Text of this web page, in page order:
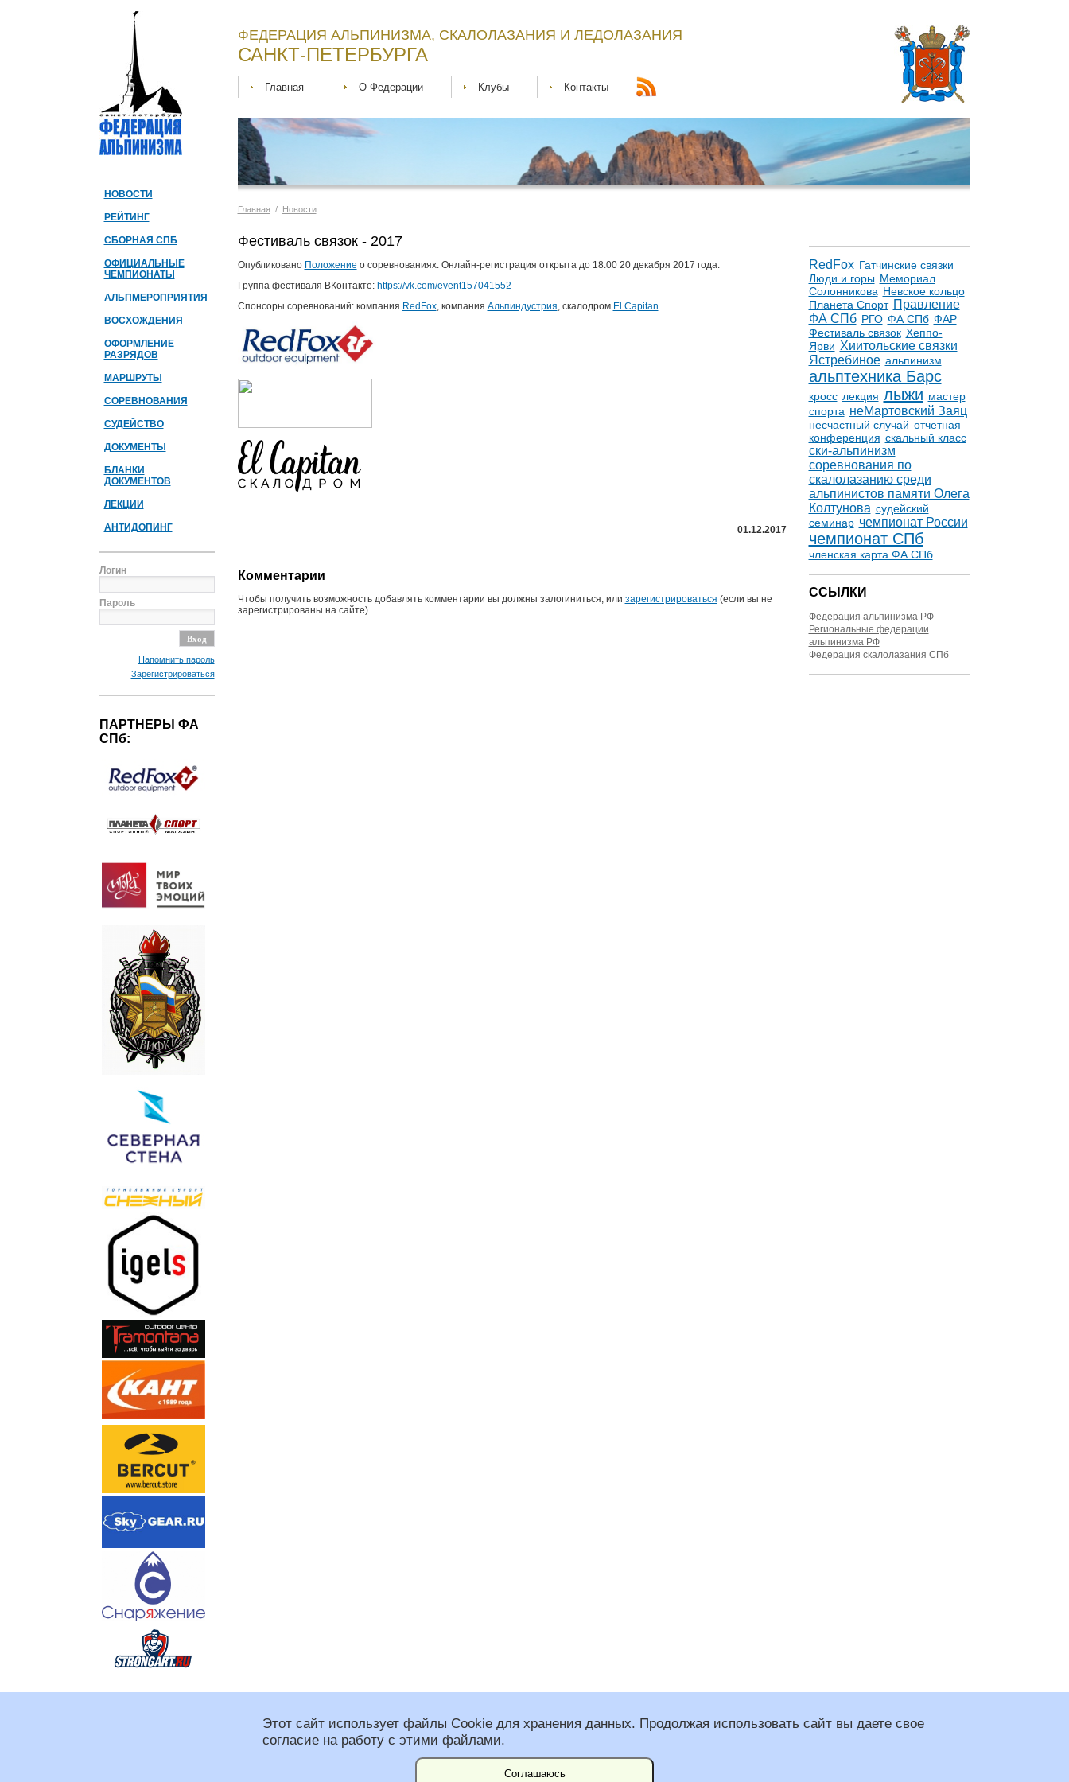
НОВОСТИ
РЕЙТИНГ
СБОРНАЯ СПБ
ОФИЦИАЛЬНЫЕ
ЧЕМПИОНАТЫ
АЛЬПМЕРОПРИЯТИЯ
ВОСХОЖДЕНИЯ
ОФОРМЛЕНИЕ
РАЗРЯДОВ
МАРШРУТЫ
СОРЕВНОВАНИЯ
СУДЕЙСТВО
ДОКУМЕНТЫ
БЛАНКИ
ДОКУМЕНТОВ
ЛЕКЦИИ
АНТИДОПИНГ
Логин
Пароль
Напомнить пароль
Зарегистрироваться
ПАРТНЕРЫ ФА
СПб:
ФЕДЕРАЦИЯ АЛЬПИНИЗМА, СКАЛОЛАЗАНИЯ И ЛЕДОЛАЗАНИЯ
САНКТ-ПЕТЕРБУРГА
Главная О Федерации Клубы Контакты
Главная / Новости
RedFox Гатчинские связки
Люди и горы Мемориал
Солонникова Невское кольцо
Планета Спорт Правление
ФА СПб РГО ФА СПб ФАР
Фестиваль связок Хеппо-
Ярви Хиитольские связки
Ястребиное альпинизм
альптехника Барс
кросс лекция лыжи мастер
спорта неМартовский Заяц
несчастный случай отчетная
конференция скальный класс
ски-альпинизм
соревнования по
скалолазанию среди
альпинистов памяти Олега
Колтунова судейский
семинар чемпионат России
чемпионат СПб
членская карта ФА СПб
ССЫЛКИ
Федерация альпинизма РФ
Региональные федерации
альпинизма РФ
Федерация скалолазания СПб
Фестиваль связок - 2017
Опубликовано Положение о соревнованиях. Онлайн-регистрация открыта до 18:00 20 декабря 2017 года.
Группа фестиваля ВКонтакте: https://vk.com/event157041552
Спонсоры соревнований: компания RedFox, компания Альпиндустрия, скалодром El Capitan
01.12.2017
Комментарии
Чтобы получить возможность добавлять комментарии вы должны залогиниться, или зарегистрироваться (если вы не
зарегистрированы на сайте).
Региональная спортивная общественная организация “Федерация альпинизма Санкт-Петербурга”
При оформлении сайта использованы фото Константина Воробьева.
Этот сайт использует файлы Cookie для хранения данных. Продолжая использовать сайт вы даете свое
согласие на работу с этими файлами.
Соглашаюсь